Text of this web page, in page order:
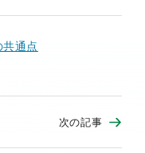
通点
次の記事